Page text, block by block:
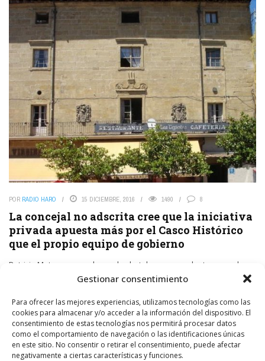
Gestionar consentimiento
Para ofrecer las mejores experiencias, utilizamos tecnologías como las
cookies para almacenar y/o acceder a la información del dispositivo. El
consentimiento de estas tecnologías nos permitirá procesar datos
como el comportamiento de navegación o las identificaciones únicas
en este sitio. No consentir o retirar el consentimiento, puede afectar
negativamente a ciertas características y funciones.
POR RADIO HARO 15 DICIEMBRE, 2016 1490 8
La concejal no adscrita cree que la iniciativa
privada apuesta más por el Casco Histórico
que el propio equipo de gobierno
Patricia Mateos recuerda que los hoteles, que se plantean en el
centro de la ciudad, están promovidos por particulares y “para nada
LEER MÁS